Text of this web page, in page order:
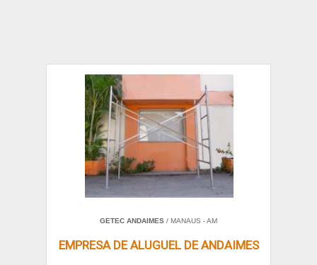
GETEC ANDAIMES / MANAUS - AM
EMPRESA DE ALUGUEL DE ANDAIMES